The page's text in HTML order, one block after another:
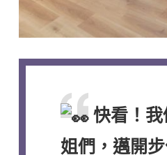
快看！我
姐們，邁開